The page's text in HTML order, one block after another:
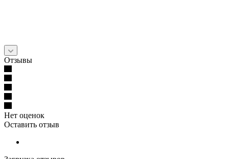
Отзывы
Нет оценок
Оставить отзыв